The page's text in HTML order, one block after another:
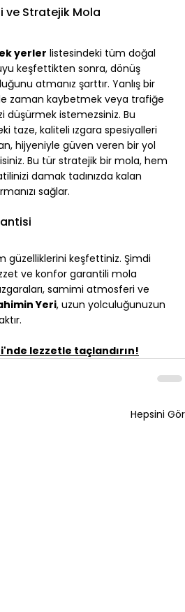
ve Stratejik Mola
yerler listesindeki tüm doğal
keşfettikten sonra, dönüş
atmanız şarttır. Yanlış bir
zaman kaybetmek veya trafiğe
düşürmek istemezsiniz. Bu
taze, kaliteli ızgara spesiyalleri
hijyeniyle güven veren bir yol
Bu tür stratejik bir mola, hem
damak tadınızda kalan
sağlar.
güzelliklerini keşfettiniz. Şimdi
ve konfor garantili mola
samimi atmosferi ve
Yeri, uzun yolculuğunuzun
lezzetle taçlandırın!
Hepsini Gör